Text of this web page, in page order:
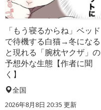
「もう寝るからね」ベッド
で待機する白猫→冬になる
と現れる「腕枕ヤクザ」の
予想外な生態【作者に聞
く】
全国
2026年8月8日 20:35 更新